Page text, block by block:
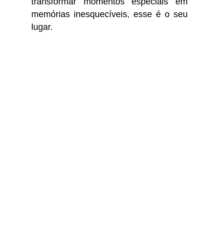
memórias inesquecíveis, esse é o seu
lugar.